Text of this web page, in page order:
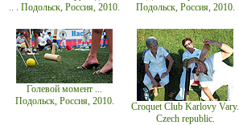
.. . Подольск, Россия, 2010.
Подольск, Россия, 2010.
Голевой момент ...
Подольск, Россия, 2010.
Croquet Club Karlovy Vary.
Czech republic.